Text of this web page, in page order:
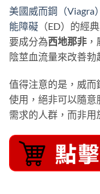
美國威而鋼（Viagra）
能障礙 （ED）的經
要成分為西地那非
陰莖血流量來改善勃
值得注意的是，威而
使用，絕非可以隨
需求的人群，而非用